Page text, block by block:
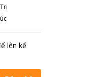
lên kế